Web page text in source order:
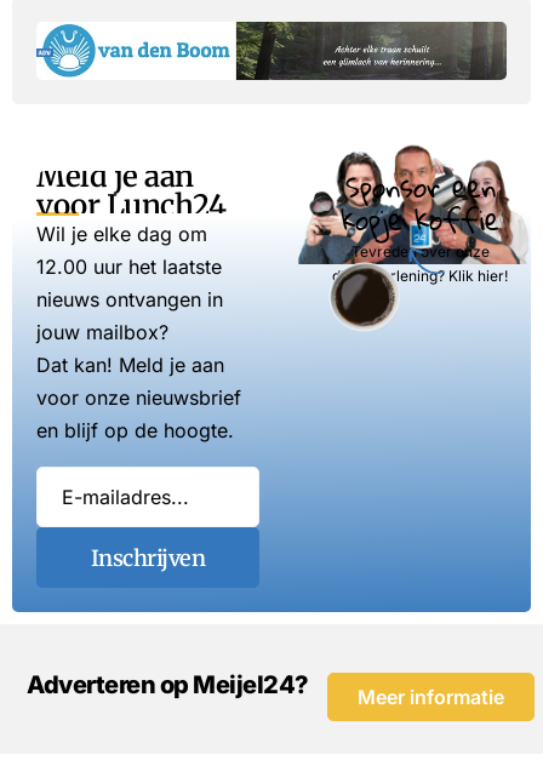
Meld je aan
voor Lunch24
Wil je elke dag om
12.00 uur het laatste
nieuws ontvangen in
jouw mailbox?
Dat kan! Meld je aan
voor onze nieuwsbrief
en blijf op de hoogte.
Inschrijven
Sponsor een
kopje koffie
Tevreden over onze
dienstverlening? Klik hier!
Adverteren op Meijel24? Meer informatie